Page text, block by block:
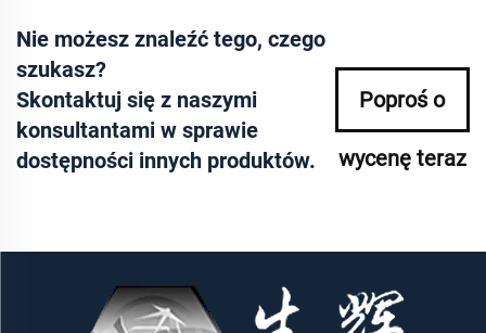
Nie możesz znaleźć tego, czego
szukasz?
Skontaktuj się z naszymi
konsultantami w sprawie
dostępności innych produktów.
Poproś o
wycenę teraz